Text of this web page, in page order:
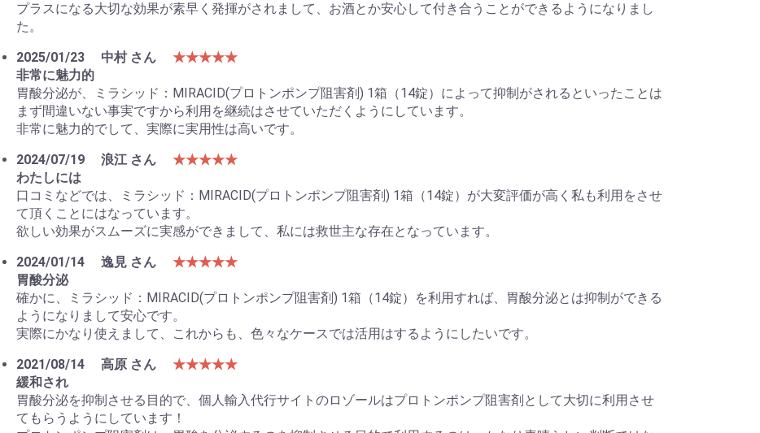
プラスになる大切な効果が素早く発揮がされまして、お酒とか安心して付き合うことができるようになりまし
た。
2025/01/23
中村 さん
★★★★★
非常に魅力的
胃酸分泌が、ミラシッド：MIRACID(プロトンポンプ阻害剤) 1箱（14錠）によって抑制がされるといったことは
まず間違いない事実ですから利用を継続はさせていただくようにしています。
非常に魅力的でして、実際に実用性は高いです。
2024/07/19
浪江 さん
★★★★★
わたしには
口コミなどでは、ミラシッド：MIRACID(プロトンポンプ阻害剤) 1箱（14錠）が大変評価が高く私も利用をさせ
て頂くことにはなっています。
欲しい効果がスムーズに実感ができまして、私には救世主な存在となっています。
2024/01/14
逸見 さん
★★★★★
胃酸分泌
確かに、ミラシッド：MIRACID(プロトンポンプ阻害剤) 1箱（14錠）を利用すれば、胃酸分泌とは抑制ができる
ようになりまして安心です。
実際にかなり使えまして、これからも、色々なケースでは活用はするようにしたいです。
2021/08/14
高原 さん
★★★★★
緩和され
胃酸分泌を抑制させる目的で、個人輸入代行サイトのロゾールはプロトンポンプ阻害剤として大切に利用させ
てもらうようにしています！